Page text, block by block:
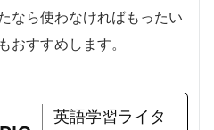
なら使わなければもったい
おすすめします。
英語学習ライタ